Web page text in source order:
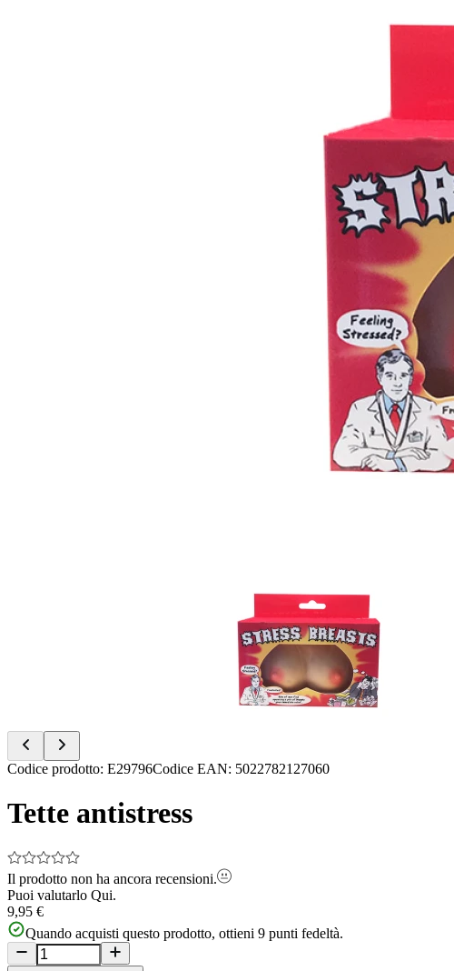
Item
of
Codice prodotto: E29796Codice EAN: 5022782127060
Tette antistress
Il prodotto non ha ancora recensioni.
Puoi valutarlo Qui.
9,95 €
Quando acquisti questo prodotto, ottieni 9 punti fedeltà.